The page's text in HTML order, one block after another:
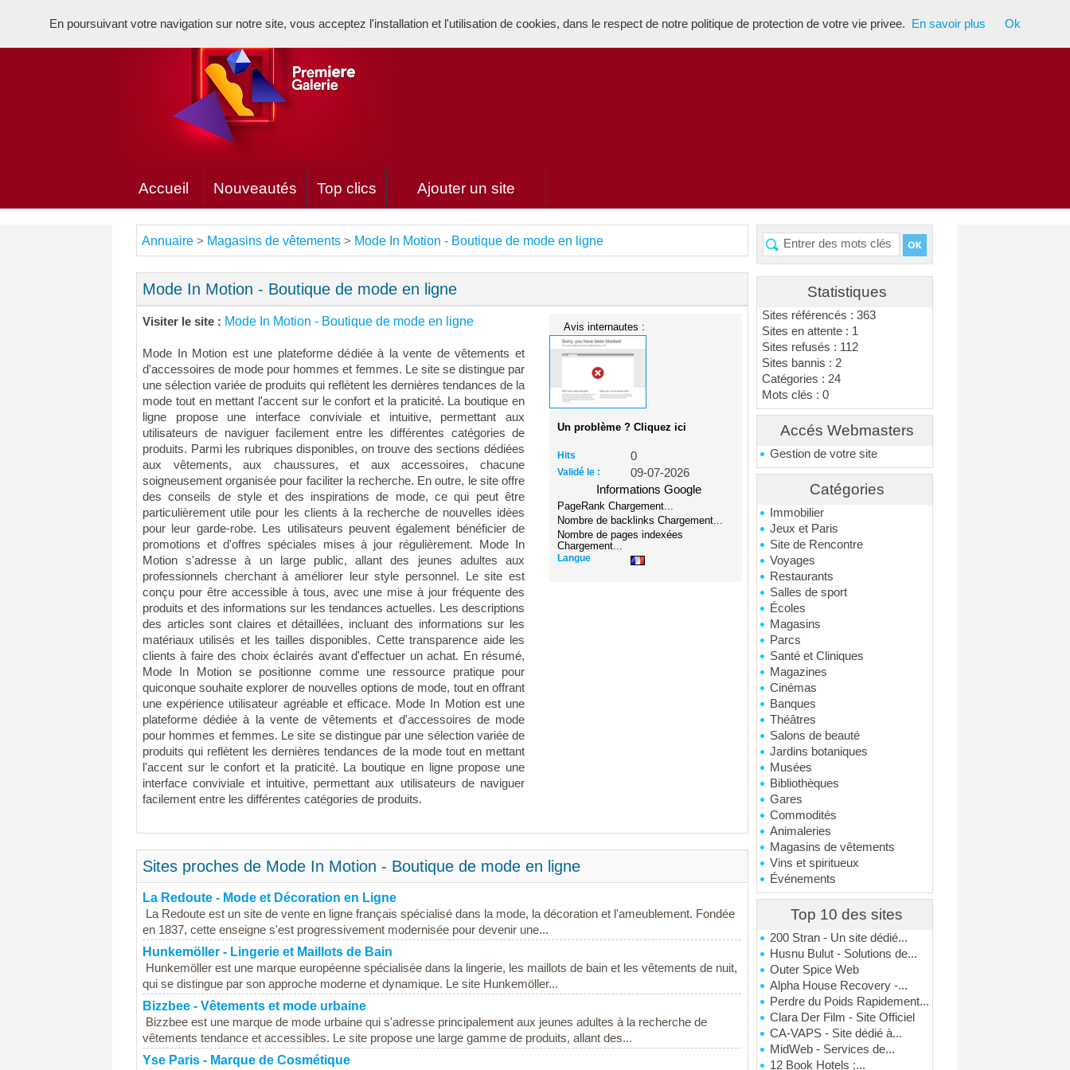
Accueil Nouveautés Top clics Ajouter un site
Statistiques
Sites référencés : 363
Sites en attente : 1
Sites refusés : 112
Sites bannis : 2
Catégories : 24
Mots clés : 0
Accés Webmasters
Gestion de votre site
Catégories
Immobilier
Jeux et Paris
Site de Rencontre
Voyages
Restaurants
Salles de sport
Écoles
Magasins
Parcs
Santé et Cliniques
Magazines
Cinémas
Banques
Théâtres
Salons de beauté
Jardins botaniques
Musées
Bibliothèques
Gares
Commodités
Animaleries
Magasins de vêtements
Vins et spiritueux
Événements
Top 10 des sites
200 Stran - Un site dédié...
Husnu Bulut - Solutions de...
Outer Spice Web
Alpha House Recovery -...
Perdre du Poids Rapidement...
Clara Der Film - Site Officiel
CA-VAPS - Site dédié à...
MidWeb - Services de...
12 Book Hotels :...
Annuaire > Magasins de vêtements > Mode In Motion - Boutique de mode en ligne
Mode In Motion - Boutique de mode en ligne
Visiter le site : Mode In Motion - Boutique de mode en ligne
Mode In Motion est une plateforme dédiée à la vente de vêtements et
d'accessoires de mode pour hommes et femmes. Le site se distingue par
une sélection variée de produits qui reflètent les dernières tendances de la
mode tout en mettant l'accent sur le confort et la praticité. La boutique en
ligne propose une interface conviviale et intuitive, permettant aux
utilisateurs de naviguer facilement entre les différentes catégories de
produits. Parmi les rubriques disponibles, on trouve des sections dédiées
aux vêtements, aux chaussures, et aux accessoires, chacune
soigneusement organisée pour faciliter la recherche. En outre, le site offre
des conseils de style et des inspirations de mode, ce qui peut être
particulièrement utile pour les clients à la recherche de nouvelles idées
pour leur garde-robe. Les utilisateurs peuvent également bénéficier de
promotions et d'offres spéciales mises à jour régulièrement. Mode In
Motion s'adresse à un large public, allant des jeunes adultes aux
professionnels cherchant à améliorer leur style personnel. Le site est
conçu pour être accessible à tous, avec une mise à jour fréquente des
produits et des informations sur les tendances actuelles. Les descriptions
des articles sont claires et détaillées, incluant des informations sur les
matériaux utilisés et les tailles disponibles. Cette transparence aide les
clients à faire des choix éclairés avant d'effectuer un achat. En résumé,
Mode In Motion se positionne comme une ressource pratique pour
quiconque souhaite explorer de nouvelles options de mode, tout en offrant
une expérience utilisateur agréable et efficace. Mode In Motion est une
plateforme dédiée à la vente de vêtements et d'accessoires de mode
pour hommes et femmes. Le site se distingue par une sélection variée de
produits qui reflètent les dernières tendances de la mode tout en mettant
l'accent sur le confort et la praticité. La boutique en ligne propose une
interface conviviale et intuitive, permettant aux utilisateurs de naviguer
facilement entre les différentes catégories de produits.
Avis internautes :
Un problème ? Cliquez ici
Hits 0
Validé le :
09-07-2026
Informations Google
PageRankChargement...
Nombre de backlinksChargement...
Nombre de pages indexées
Chargement...
Langue
Sites proches de Mode In Motion - Boutique de mode en ligne
La Redoute - Mode et Décoration en Ligne
La Redoute est un site de vente en ligne français spécialisé dans la mode, la décoration et l'ameublement. Fondée
en 1837, cette enseigne s'est progressivement modernisée pour devenir une...
Hunkemöller - Lingerie et Maillots de Bain
Hunkemöller est une marque européenne spécialisée dans la lingerie, les maillots de bain et les vêtements de nuit,
qui se distingue par son approche moderne et dynamique. Le site Hunkemöller...
Bizzbee - Vêtements et mode urbaine
Bizzbee est une marque de mode urbaine qui s'adresse principalement aux jeunes adultes à la recherche de
vêtements tendance et accessibles. Le site propose une large gamme de produits, allant des...
Yse Paris - Marque de Cosmétique
En poursuivant votre navigation sur notre site, vous acceptez l'installation et l'utilisation de cookies, dans le respect de notre politique de protection de votre vie privee. En savoir plus Ok